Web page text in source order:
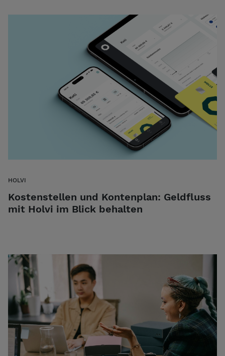
HOLVI
Kostenstellen und Kontenplan: Geldfluss
mit Holvi im Blick behalten